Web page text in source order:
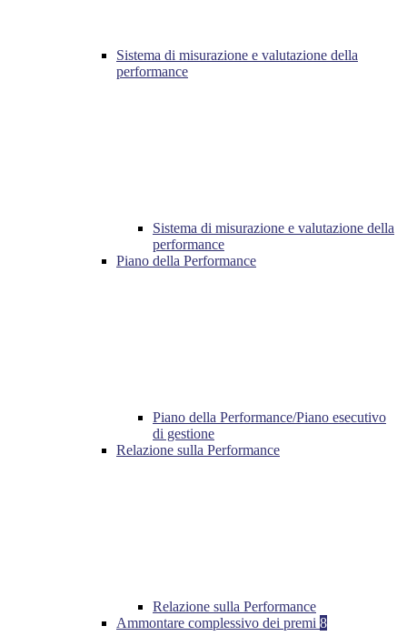
Sistema di misurazione e valutazione della
performance
Sistema di misurazione e valutazione della
performance
Piano della Performance
Piano della Performance/Piano esecutivo
di gestione
Relazione sulla Performance
Relazione sulla Performance
Ammontare complessivo dei premi 8